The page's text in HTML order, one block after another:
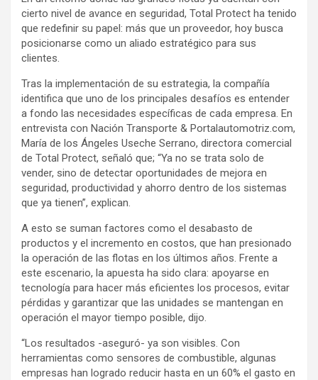
cierto nivel de avance en seguridad, Total Protect ha tenido
que redefinir su papel: más que un proveedor, hoy busca
posicionarse como un aliado estratégico para sus
clientes.
Tras la implementación de su estrategia, la compañía
identifica que uno de los principales desafíos es entender
a fondo las necesidades específicas de cada empresa. En
entrevista con Nación Transporte & Portalautomotriz.com,
María de los Ángeles Useche Serrano, directora comercial
de Total Protect, señaló que; “Ya no se trata solo de
vender, sino de detectar oportunidades de mejora en
seguridad, productividad y ahorro dentro de los sistemas
que ya tienen”, explican.
A esto se suman factores como el desabasto de
productos y el incremento en costos, que han presionado
la operación de las flotas en los últimos años. Frente a
este escenario, la apuesta ha sido clara: apoyarse en
tecnología para hacer más eficientes los procesos, evitar
pérdidas y garantizar que las unidades se mantengan en
operación el mayor tiempo posible, dijo.
“Los resultados -aseguró- ya son visibles. Con
herramientas como sensores de combustible, algunas
empresas han logrado reducir hasta en un 60% el gasto en